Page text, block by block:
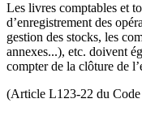
Les livres comptables et
d’enregistrement des
gestion des stocks, les
annexes...), etc. doivent
compter de la clôture de
(Article L123-22 du Code